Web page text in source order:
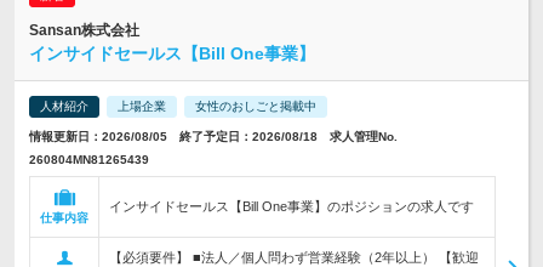
Sansan株式会社
インサイドセールス【Bill One事業】
人材紹介 上場企業 女性のおしごと掲載中
情報更新日：2026/08/05 終了予定日：2026/08/18 求人管理No.
260804MN81265439
仕事内容
インサイドセールス【Bill One事業】のポジションの求人です
【必須要件】 ■法人／個人問わず営業経験（2年以上） 【歓迎